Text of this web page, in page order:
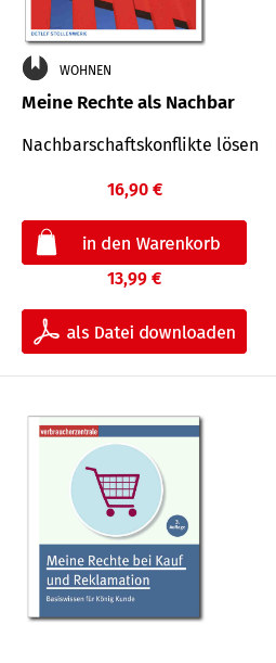
WOHNEN
Meine Rechte als Nachbar
Nach­bar­schafts­konflikte lösen
16,90 €
13,99 €